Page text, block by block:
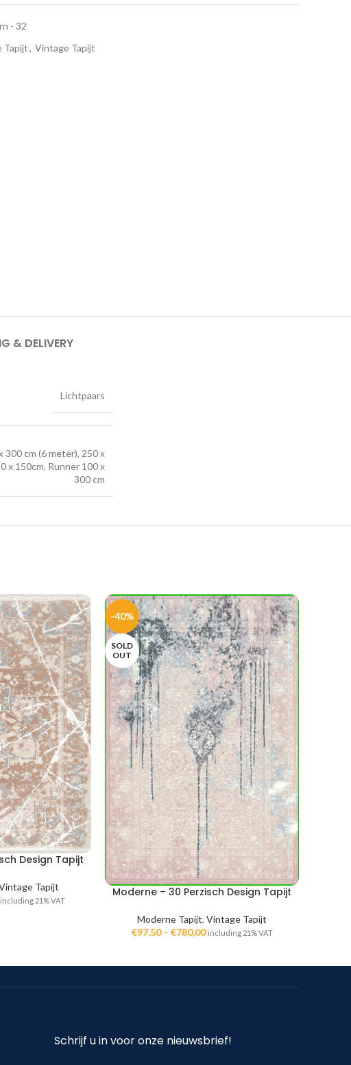
- 32
Tapijt, Vintage Tapijt
& DELIVERY
Lichtpaars
300 cm (6 meter), 250 x
x 150cm, Runner 100 x
300 cm
Design Tapijt
Tapijt
including 21% VAT
-40%
SOLD
OUT
Moderne – 30 Perzisch Design Tapijt
Moderne Tapijt, Vintage Tapijt
€97,50– €780,00 including 21% VAT
Schrijf u in voor onze nieuwsbrief!